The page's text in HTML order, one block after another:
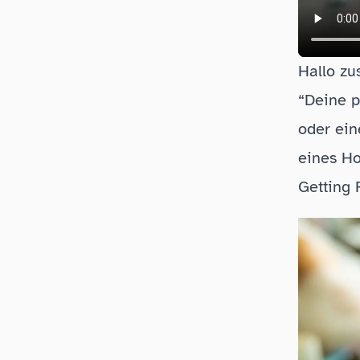
Hallo
“Deine
oder
eines
Getting